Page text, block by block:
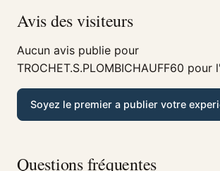
Avis des visiteurs
Aucun avis publie pour
TROCHET.S.PLOMBICHAUFF60 pour
Soyez le premier a publier votre
Questions fréquentes